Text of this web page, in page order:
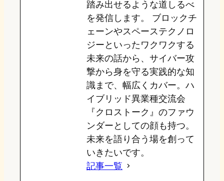
踏み出せるような道しるべ
を発信します。 ブロックチ
ェーンやスペーステクノロ
ジーといったワクワクする
未来の話から、サイバー攻
撃から身を守る実践的な知
識まで、幅広くカバー。ハ
イブリッド異業種交流会
『クロストーク』のファウ
ンダーとしての顔も持つ。
未来を語り合う場を創って
いきたいです。
記事一覧